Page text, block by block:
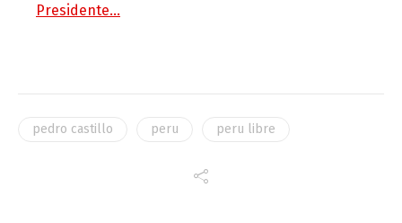
Presidente…
pedro castillo peru peru libre